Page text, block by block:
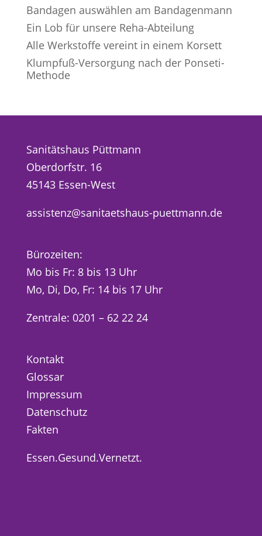
Bandagen auswählen am Bandagenmann
Ein Lob für unsere Reha-Abteilung
Alle Werkstoffe vereint in einem Korsett
Klumpfuß-Versorgung nach der Ponseti-
Methode
Sanitätshaus Püttmann
Oberdorfstr. 16
45143 Essen-West
assistenz@sanitaetshaus-puettmann.de
Bürozeiten:
Mo bis Fr: 8 bis 13 Uhr
Mo, Di, Do, Fr: 14 bis 17 Uhr
Zentrale: 0201 – 62 22 24
Kontakt
Glossar
Impressum
Datenschutz
Fakten
Essen.Gesund.Vernetzt.